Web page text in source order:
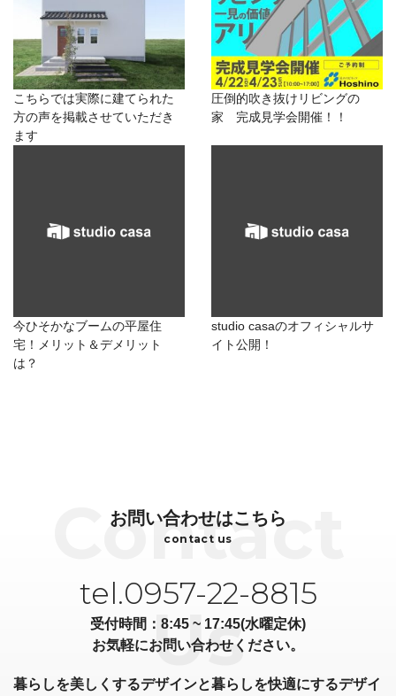
こちらでは実際に建てられた
方の声を掲載させていただき
ます
圧倒的吹き抜けリビングの
家 完成見学会開催！！
今ひそかなブームの平屋住
宅！メリット＆デメリット
は？
studio casaのオフィシャルサ
イト公開！
お問い合わせはこちら
contact us
tel.0957-22-8815
受付時間：8:45 ~ 17:45(水曜定休)
お気軽にお問い合わせください。
暮らしを美しくするデザインと暮らしを快適にするデザイ